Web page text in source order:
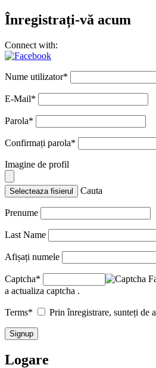
Înregistrați-vă acum
Connect with:
Nume utilizator*
E-Mail*
Parola*
Confirmați parola*
Imagine de profil
Selecteaza fisierul Cauta
Prenume
Last Name
Afișați numele
Captcha*
a actualiza captcha .
Terms* Prin înregistrare, sunteți de
Logare